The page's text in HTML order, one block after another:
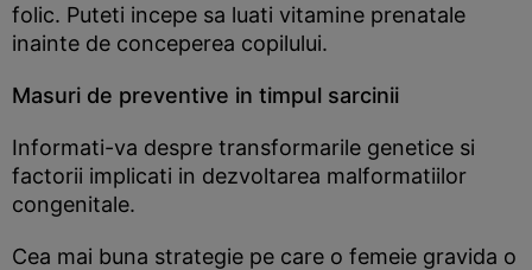
folic. Puteti incepe sa luati vitamine prenatale
inainte de conceperea copilului.
Masuri de preventive in timpul sarcinii
Informati-va despre transformarile genetice si
factorii implicati in dezvoltarea malformatiilor
congenitale.
Cea mai buna strategie pe care o femeie gravida o